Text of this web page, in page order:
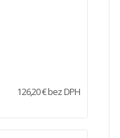
126,20 € bez DPH